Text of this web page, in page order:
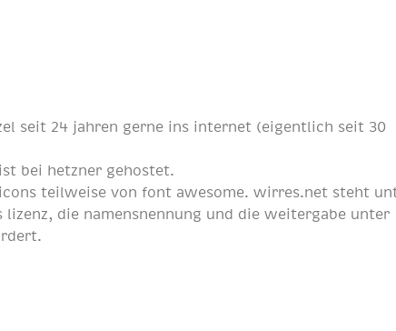
seit 24 jahren gerne ins internet (eigentlich seit 30
bei hetzner gehostet.
icons teilweise vonfont awesome . wirres.net steht
lizenz , die namensnennung und die weitergabe unter